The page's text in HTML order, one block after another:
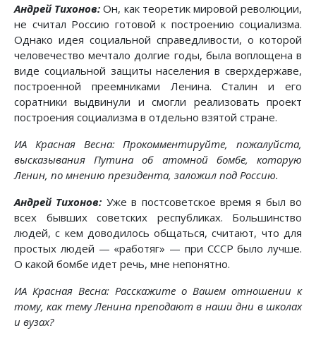
Андрей Тихонов: Он, как теоретик мировой революции,
не считал Россию готовой к построению социализма.
Однако идея социальной справедливости, о которой
человечество мечтало долгие годы, была воплощена в
виде социальной защиты населения в сверхдержаве,
построенной преемниками Ленина. Сталин и его
соратники выдвинули и смогли реализовать проект
построения социализма в отдельно взятой стране.
ИА Красная Весна: Прокомментируйте, пожалуйста,
высказывания Путина об атомной бомбе, которую
Ленин, по мнению президента, заложил под Россию.
Андрей Тихонов: Уже в постсоветское время я был во
всех бывших советских республиках. Большинство
людей, с кем доводилось общаться, считают, что для
простых людей — «работяг» — при СССР было лучше.
О какой бомбе идет речь, мне непонятно.
ИА Красная Весна: Расскажите о Вашем отношении к
тому, как тему Ленина преподают в наши дни в школах
и вузах?